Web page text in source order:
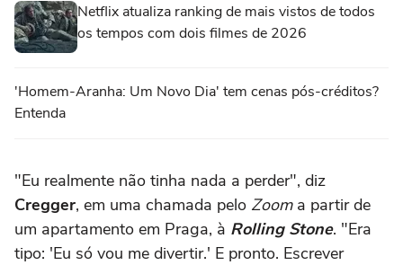
Netflix atualiza ranking de mais vistos de todos
os tempos com dois filmes de 2026
'Homem-Aranha: Um Novo Dia' tem cenas pós-créditos?
Entenda
"Eu realmente não tinha nada a perder", diz
Cregger, em uma chamada pelo Zooma partir de
um apartamento em Praga, à Rolling Stone. "Era
tipo: 'Eu só vou me divertir.' E pronto. Escrever